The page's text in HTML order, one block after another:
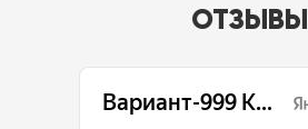
ОТЗЫВЫ